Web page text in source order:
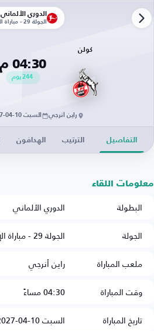
الدوري الألماني
الجولة 29 - مباراة الإياب
كولن
04:30 م
244يوم
راين أنرجي السبت 10-04-2027 · 04:30 م
التفاصيل الترتيب الهدافون
معلومات اللقاء
البطولة
الدوري الألماني
الجولة
الجولة 29 - مباراة الإياب
ملعب المباراة
راين أنرجي
وقت المباراة
04:30 مساءً
تاريخ المباراة
السبت 10-04-2027